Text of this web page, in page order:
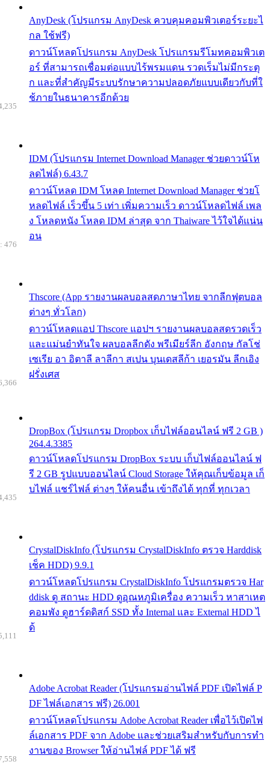
AnyDesk (โปรแกรม AnyDesk ควบคุมคอมพิวเตอร์ระยะไ
กล ใช้ฟรี)
ดาวน์โหลดโปรแกรม AnyDesk โปรแกรมรีโมทคอมพิวเต
อร์ ที่สามารถเชื่อมต่อแบบไร้พรมแดน รวดเร็มไม่มีกระตุ
ก และที่สำคัญมีระบบรักษาความปลอดภัยแบบเดียวกับที่ใ
ช้ภายในธนาคารอีกด้วย
IDM (โปรแกรม Internet Download Manager ช่วยดาวน์โห
ลดไฟล์) 6.43.7
ดาวน์โหลด IDM โหลด Internet Download Manager ช่วยโ
หลดไฟล์ เร็วขึ้น 5 เท่า เพิ่มความเร็ว ดาวน์โหลดไฟล์ เพล
ง โหลดหนัง โหลด IDM ล่าสุด จาก Thaiware ไว้ใจได้แน่น
อน
Thscore (App รายงานผลบอลสดภาษาไทย จากลีกฟุตบอล
ต่างๆ ทั่วโลก)
ดาวน์โหลดแอป Thscore แอปฯ รายงานผลบอลสดรวดเร็ว
และแม่นยำทันใจ ผลบอลลีกดัง พรีเมียร์ลีก อังกฤษ กัลโช่
เซเรีย อา อิตาลี ลาลีกา สเปน บุนเดสลีก้า เยอรมัน ลีกเอิง
ฝรั่งเศส
476
DropBox (โปรแกรม Dropbox เก็บไฟล์ออนไลน์ ฟรี 2 GB )
264.4.3385
ดาวน์โหลดโปรแกรม DropBox ระบบ เก็บไฟล์ออนไลน์ ฟ
รี 2 GB รูปแบบออนไลน์ Cloud Storage ให้คุณเก็บข้อมูล เก็
บไฟล์ แชร์ไฟล์ ต่างๆ ให้คนอื่น เข้าถึงได้ ทุกที่ ทุกเวลา
CrystalDiskInfo (โปรแกรม CrystalDiskInfo ตรวจ Harddisk
เช็ค HDD) 9.9.1
ดาวน์โหลดโปรแกรม CrystalDiskInfo โปรแกรมตรวจ Har
ddisk ดู สถานะ HDD ดูอุณหภูมิเครื่อง ความเร็ว หาสาเหต
คอมพัง ดูฮาร์ดดิสก์ SSD ทั้ง Internal และ External HDD ไ
ด้
Adobe Acrobat Reader (โปรแกรมอ่านไฟล์ PDF เปิดไฟล์ P
DF ไฟล์เอกสาร ฟรี) 26.001
ดาวน์โหลดโปรแกรม Adobe Acrobat Reader เพื่อไว้เปิดไฟ
ล์เอกสาร PDF จาก Adobe และช่วยเสริมสำหรับกับการทำ
งานของ Browser ให้อ่านไฟล์ PDF ได้ ฟรี